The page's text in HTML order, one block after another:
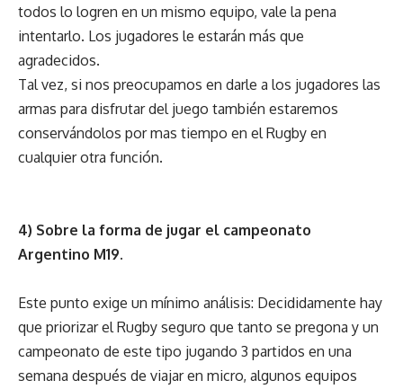
todos lo logren en un mismo equipo, vale la pena
intentarlo. Los jugadores le estarán más que
agradecidos.
Tal vez, si nos preocupamos en darle a los jugadores las
armas para disfrutar del juego también estaremos
conservándolos por mas tiempo en el Rugby en
cualquier otra función.
4) Sobre la forma de jugar el campeonato
Argentino M19.
Este punto exige un mínimo análisis: Decididamente hay
que priorizar el Rugby seguro que tanto se pregona y un
campeonato de este tipo jugando 3 partidos en una
semana después de viajar en micro, algunos equipos